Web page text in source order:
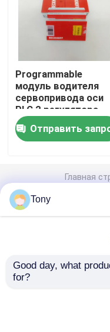
Модули Allen
Модули ПЛК ABB
Модуль Бентли
Модуль ГЭ
Симатический
Запчасти Schneider
Programmable
модуль водителя
сервопривода оси
PLC 2 регулятора
логики AX5203-
0202Отправить
Главная
Tony
Good day, what
for?